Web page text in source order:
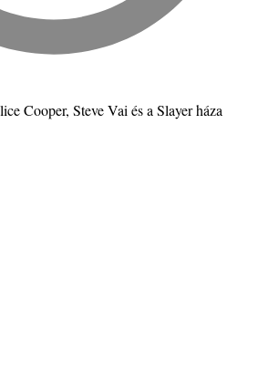
Cooper, Steve Vai és a Slayer háza